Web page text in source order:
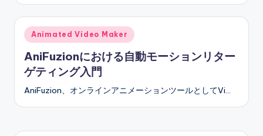
Posted
in
Animated Video Maker
AniFuzionにおける自動モーションリター
ゲティング入門
AniFuzion、オンラインアニメーションツールとしてVi…